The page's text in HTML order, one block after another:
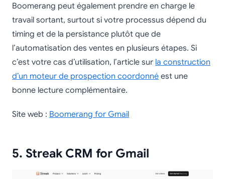
Boomerang peut également prendre en charge le
travail sortant, surtout si votre processus dépend du
timing et de la persistance plutôt que de
l’automatisation des ventes en plusieurs étapes. Si
c’est votre cas d’utilisation, l’article sur la construction
d’un moteur de prospection coordonné est une
bonne lecture complémentaire.
Site web : Boomerang for Gmail
5. Streak CRM for Gmail